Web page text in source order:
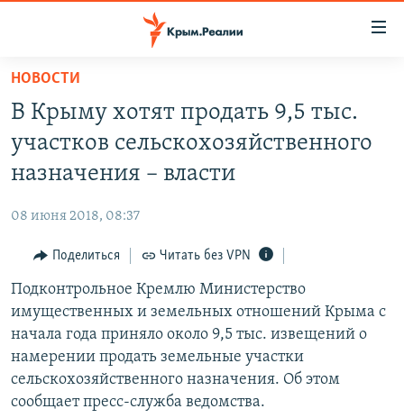
Вернуться
основному
содержанию
Вернутся
главной
Вернутся
поиску
СПЕЦПРОЕКТЫ
11 ЛЕТ ОККУПАЦИИ КРЫМА. 11 ИСТОРИЙ СОПРОТИВЛЕНИЯ
ЕЩЕ
ИНТЕРАКТИВ
ИНФОГРАФИКА
ТЕЛЕПРОЕКТ КРЫМ.РЕАЛИИ
СОВЕТЫ ПРАВОЗАЩИТНИКОВ
ПРОПАВШИЕ БЕЗ ВЕСТИ
РАДІО СВОБОДА
КАК ОБОЙТИ БЛОКИРОВКУ
Українською
Qırımtatar
НОВОСТИ
В Крыму хотят продать 9,5 тыс.
участков сельскохозяйственного
назначения – власти
08 июня 2018, 08:37
Поделиться Читать без VPN
Подконтрольное Кремлю Министерство
имущественных и земельных отношений Крыма с
начала года приняло около 9,5 тыс. извещений о
намерении продать земельные участки
сельскохозяйственного назначения. Об этом
сообщает пресс-служба ведомства.